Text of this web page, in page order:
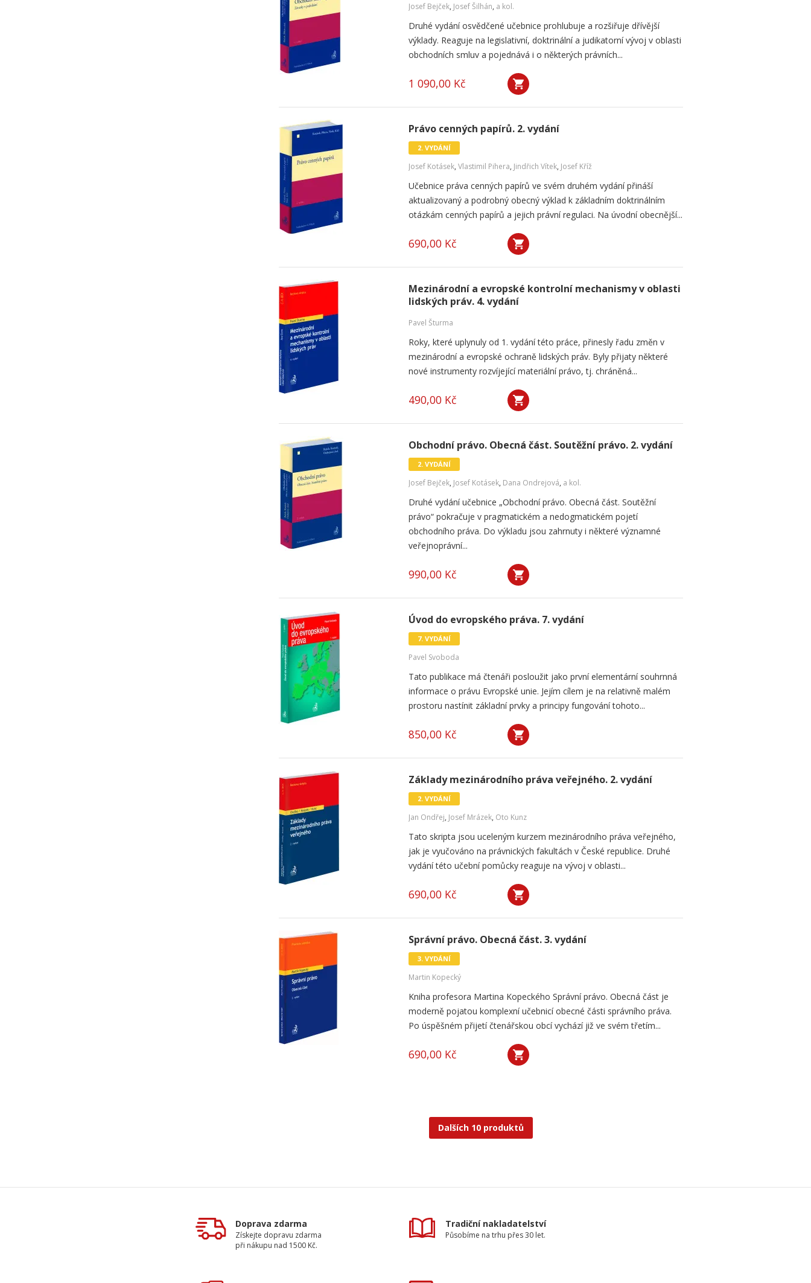
Josef Bejček, Josef Šilhán, a kol.
Druhé vydání osvědčené učebnice prohlubuje a rozšiřuje dřívější
výklady. Reaguje na legislativní, doktrinální a judikatorní vývoj v oblasti
obchodních smluv a pojednává i o některých právních...
1 090,00 Kč
Právo cenných papírů. 2. vydání
2. VYDÁNÍ
Josef Kotásek, Vlastimil Pihera, Jindřich Vítek, Josef Kříž
Učebnice práva cenných papírů ve svém druhém vydání přináší
aktualizovaný a podrobný obecný výklad k základním doktrinálním
otázkám cenných papírů a jejich právní regulaci. Na úvodní obecnější...
690,00 Kč
Mezinárodní a evropské kontrolní mechanismy v oblasti
lidských práv. 4. vydání
Pavel Šturma
Roky, které uplynuly od 1. vydání této práce, přinesly řadu změn v
mezinárodní a evropské ochraně lidských práv. Byly přijaty některé
nové instrumenty rozvíjející materiální právo, tj. chráněná...
490,00 Kč
Obchodní právo. Obecná část. Soutěžní právo. 2. vydání
2. VYDÁNÍ
Josef Bejček, Josef Kotásek, Dana Ondrejová, a kol.
Druhé vydání učebnice „Obchodní právo. Obecná část. Soutěžní
právo“ pokračuje v pragmatickém a nedogmatickém pojetí
obchodního práva. Do výkladu jsou zahrnuty i některé významné
veřejnoprávní...
990,00 Kč
Úvod do evropského práva. 7. vydání
7. VYDÁNÍ
Pavel Svoboda
Tato publikace má čtenáři posloužit jako první elementární souhrnná
informace o právu Evropské unie. Jejím cílem je na relativně malém
prostoru nastínit základní prvky a principy fungování tohoto...
850,00 Kč
Základy mezinárodního práva veřejného. 2. vydání
2. VYDÁNÍ
Jan Ondřej, Josef Mrázek, Oto Kunz
Tato skripta jsou uceleným kurzem mezinárodního práva veřejného,
jak je vyučováno na právnických fakultách v České republice. Druhé
vydání této učební pomůcky reaguje na vývoj v oblasti...
690,00 Kč
Správní právo. Obecná část. 3. vydání
3. VYDÁNÍ
Martin Kopecký
Kniha profesora Martina Kopeckého Správní právo. Obecná část je
moderně pojatou komplexní učebnicí obecné části správního práva.
Po úspěšném přijetí čtenářskou obcí vychází již ve svém třetím...
690,00 Kč
Dalších 10 produktů
Doprava zdarma
Získejte dopravu zdarma
při nákupu nad 1500 Kč.
Tradiční nakladatelství
Působíme na trhu přes 30 let.